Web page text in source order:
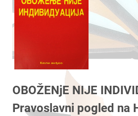
OBOŽENjE NIJE
Pravoslavni pogled na